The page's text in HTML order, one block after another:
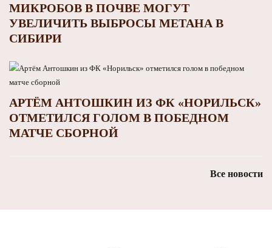
МИКРОБОВ В ПОЧВЕ МОГУТ
УВЕЛИЧИТЬ ВЫБРОСЫ МЕТАНА В
СИБИРИ
АРТЁМ АНТОШКИН ИЗ ФК «НОРИЛЬСК»
ОТМЕТИЛСЯ ГОЛОМ В ПОБЕДНОМ
МАТЧЕ СБОРНОЙ
Все новости